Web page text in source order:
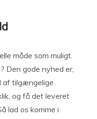
måde som muligt.
Den gode nyhed er,
af tilgængelige
og få det leveret
lad os komme i